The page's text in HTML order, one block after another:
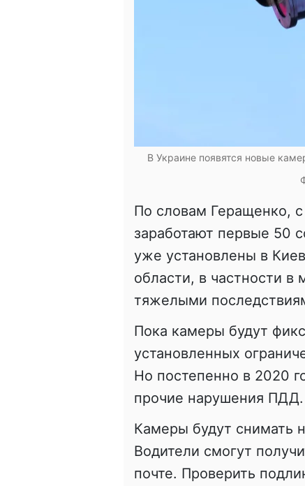
В Украине появятся новые
По словам Геращенко,
заработают первые 50
уже установлены в
области, в частности
тяжелыми
Пока камеры будут
установленных
Но постепенно в 2020
прочие нарушения ПДД.
Камеры будут снимать
Водители смогут
почте. Проверить